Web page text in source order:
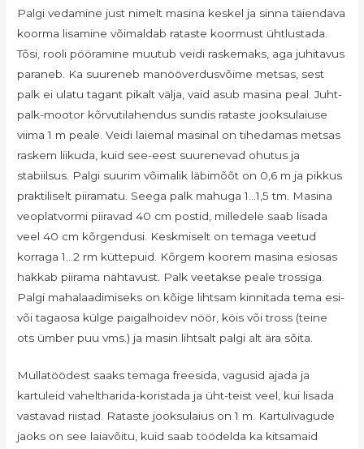
Palgi vedamine just nimelt masina keskel ja sinna täiendava
koorma lisamine võimaldab rataste koormust ühtlustada.
Tõsi, rooli pööramine muutub veidi raskemaks, aga juhitavus
paraneb. Ka suureneb manööverdusvõime metsas, sest
palk ei ulatu tagant pikalt välja, vaid asub masina peal. Juht-
palk-mootor kõrvutilahendus sundis rataste jooksulaiuse
viima 1 m peale. Veidi laiemal masinal on tihedamas metsas
raskem liikuda, kuid see-eest suurenevad ohutus ja
stabiilsus. Palgi suurim võimalik läbimõõt on 0,6 m ja pikkus
praktiliselt piiramatu. Seega palk mahuga 1…1,5 tm. Masina
veoplatvormi piiravad 40 cm postid, milledele saab lisada
veel 40 cm kõrgendusi. Keskmiselt on temaga veetud
korraga 1…2 rm küttepuid. Kõrgem koorem masina esiosas
hakkab piirama nähtavust. Palk veetakse peale trossiga.
Palgi mahalaadimiseks on kõige lihtsam kinnitada tema esi-
või tagaosa külge paigalhoidev nöör, köis või tross (teine
ots ümber puu vms.) ja masin lihtsalt palgi alt ära sõita.
Mullatöödest saaks temaga freesida, vagusid ajada ja
kartuleid vaheltharida-koristada ja üht-teist veel, kui lisada
vastavad riistad. Rataste jooksulaius on 1 m. Kartulivagude
jaoks on see laiavõitu, kuid saab töödelda ka kitsamaid